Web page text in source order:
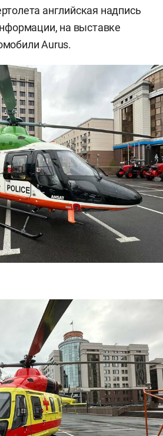
английская надпись
на выставке
Aurus.